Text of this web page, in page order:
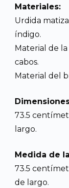
Materiales:
Urdida
índigo.
Material de
cabos.
Material del
73.5
largo.
Medida de
73.5
de largo.